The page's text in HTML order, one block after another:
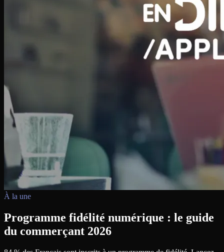
À la une
Programme fidélité numérique : le guide
du commerçant 2026